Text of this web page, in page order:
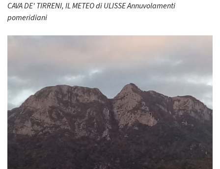
CAVA DE' TIRRENI, IL METEO di ULISSE Annuvolamenti
pomeridiani